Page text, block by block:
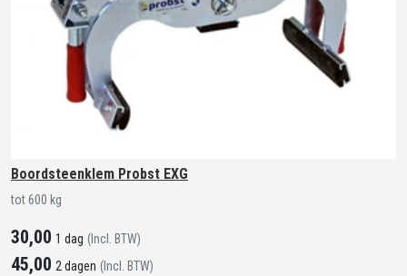
Boordsteenklem Probst EXG
tot 600 kg
30,00 1 dag (Incl. BTW)
45,00 2 dagen (Incl. BTW)